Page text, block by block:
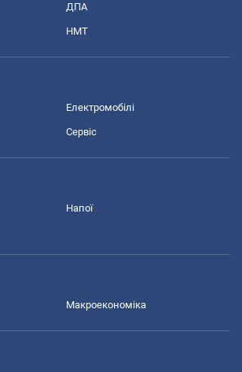
ДПА
НМТ
Електромобілі
Сервіс
Напої
Макроекономіка